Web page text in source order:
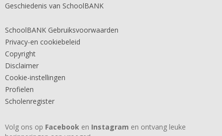
Geschiedenis van SchoolBANK
SchoolBANK Gebruiksvoorwaarden
Privacy-en cookiebeleid
Copyright
Disclaimer
Cookie-instellingen
Profielen
Scholenregister
Volg ons op Facebook en Instagram en ontvang leuke